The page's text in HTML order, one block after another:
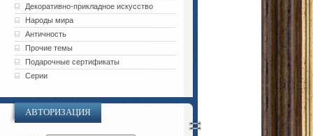
Декоративно-прикладное искусство
Народы мира
Античность
Прочие темы
Подарочные сертификаты
Серии
АВТОРИЗАЦИЯ